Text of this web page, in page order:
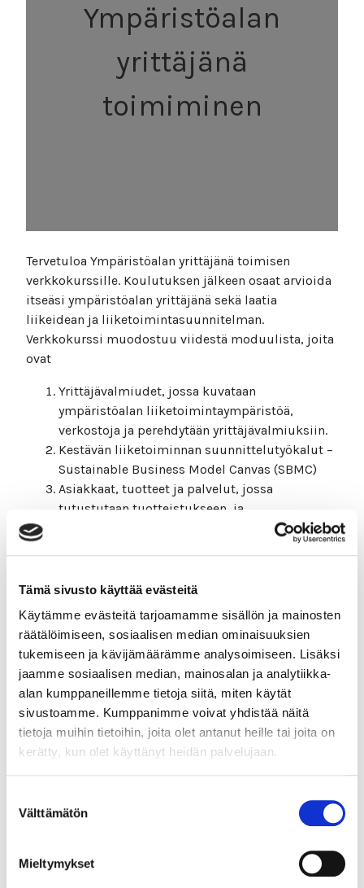
Tämä sivusto käyttää evästeitä
Käytämme evästeitä tarjoamamme sisällön ja mainosten
räätälöimiseen, sosiaalisen median ominaisuuksien
tukemiseen ja kävijämäärämme analysoimiseen. Lisäksi
jaamme sosiaalisen median, mainosalan ja analytiikka-
alan kumppaneillemme tietoja siitä, miten käytät
sivustoamme. Kumppanimme voivat yhdistää näitä
tietoja muihin tietoihin, joita olet antanut heille tai joita on
kerätty, kun olet käyttänyt heidän palvelujaan.
valinta
Välttämätön
Mieltymykset
Ympäristöalan
yrittäjänä
toimiminen
Tervetuloa Ympäristöalan yrittäjänä toimisen
verkkokurssille. Koulutuksen jälkeen osaat arvioida
itseäsi ympäristöalan yrittäjänä sekä laatia
liikeidean ja liiketoimintasuunnitelman.
Verkkokurssi muodostuu viidestä moduulista, joita
ovat
Yrittäjävalmiudet, jossa kuvataan
ympäristöalan liiketoimintaympäristöä,
verkostoja ja perehdytään yrittäjävalmiuksiin.
Kestävän liiketoiminnan suunnittelutyökalut –
Sustainable Business Model Canvas (SBMC)
Asiakkaat, tuotteet ja palvelut, jossa
tutustutaan tuotteistukseen ja
Markkinointi
osatutkinnon suorittamisen kriteerit
Lopuksi pääset lataamaan osaamistodistuksen
verkkokurssin suorittamisesta.
Voit myös kuunnella kurssin oppitunnit sivun
vasemmasta ylälaidasta löytyvällä työkalulla.
osaamisen osoittaminen
Osoitat ammattitaitosi näytössä laatimallasi tai